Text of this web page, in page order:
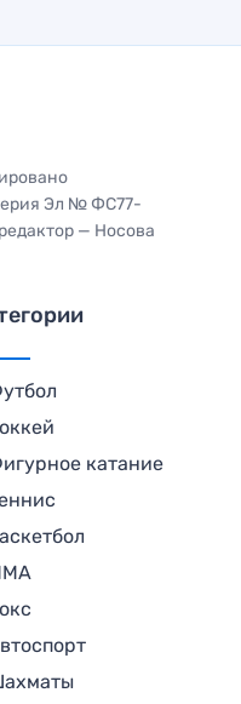
Эл № ФС77-
— Носова
катание